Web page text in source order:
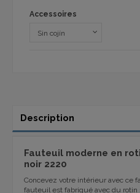
Accessoires
Description
Fauteuil moderne en
noir 2220
Concevez votre intérieur avec ce
fauteuil est fabriqué avec du rotin